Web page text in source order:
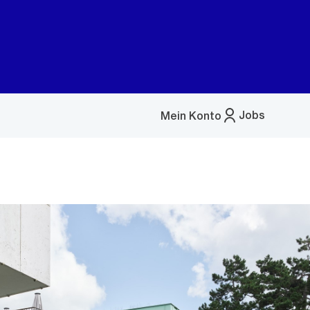
Jobs
Mein Konto
Menü